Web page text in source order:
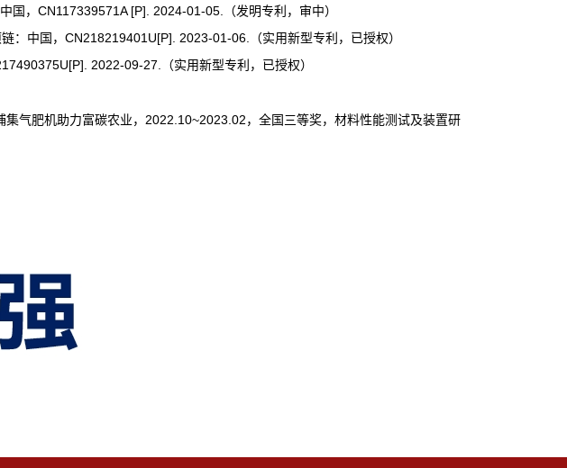
国， CN117339571A [P]. 2024-01-05. （发明专利，审中）
：中国， CN218219401U[P]. 2023-01-06. （实用新型专利，已授权）
2022-09-27.
（实用新型专利，已授权）
气肥机助力富碳农业， 2022.10~2023.02 ，全国三等奖，材料性能测试及装置研